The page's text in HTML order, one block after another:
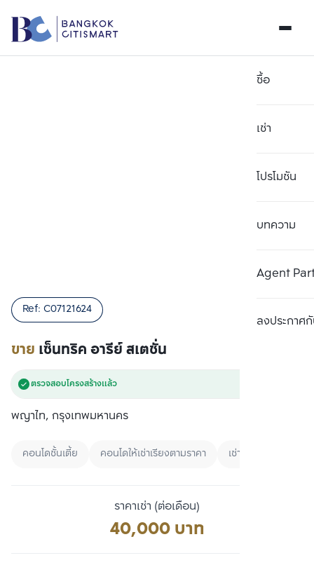
ซื้อ
เช่า
โปรโมชัน
บทความ
Agent
ลงประกาศกั
ขาย เซ็นทริค อารีย์ สเตชั่น
Ref: C07121624
ตรวจสอบโครงสร้างแล้ว
พญาไท, กรุงเทพมหานคร
คอนโดชั้นเตี้ย คอนโดให้เช่าเรียงตามราคา เช่า
ราคาเช่า (ต่อเดือน)
40,000 บาท